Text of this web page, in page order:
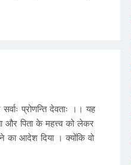
सर्वाः प्रोणन्ति देवताः ।। यह
और पिता के महत्त्व को लेकर
आदेश दिया । क्योंकि वो